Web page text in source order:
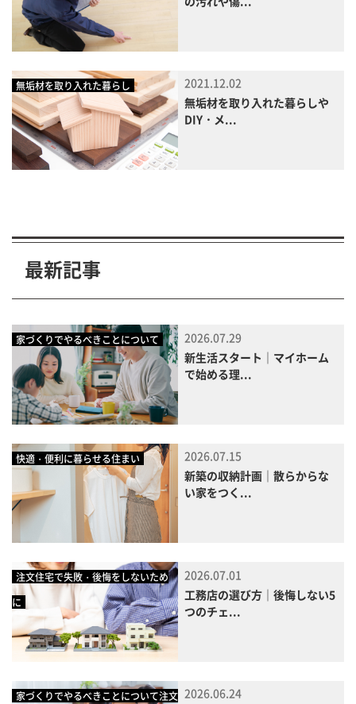
無垢材を取り入れた暮らし
2021.12.02
無垢材を取り入れた暮らしや
DIY・メ...
最新記事
家づくりでやるべきことについて
2026.07.29
新生活スタート｜マイホーム
で始める理...
快適・便利に暮らせる住まい
2026.07.15
新築の収納計画｜散らからな
い家をつく...
注文住宅で失敗・後悔をしないため
に
2026.07.01
工務店の選び方｜後悔しない5
つのチェ...
家づくりでやるべきことについて注文 2026.06.24